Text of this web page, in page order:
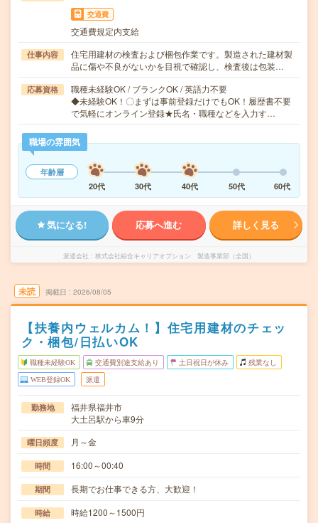
交通費
交通費規定内支給
仕事内容
住宅用建材の検査および梱包作業です。製造された建材製
品に傷や不良がないかを目視で確認し、検査後は包装…
応募資格
職種未経験OK / ブランクOK / 英語力不要
◆未経験OK！〇まずは事前登録だけでもOK！履歴書不要
で気軽にオンライン登録★氏名・職種などを入力す…
職場の雰囲気
年齢層
20代
30代 40代 50代 60代
気になる! 応募へ進む 詳しく見る
派遣会社 株式会社綜合キャリアオプション 製造事業部（全国）
未読 掲載日 2026/08/05
【扶養内ウェルカム！】住宅用建材のチェッ
ク・梱包/日払いOK
職種未経験OK 交通費別途支給あり 土日祝日が休み 残業なし
WEB登録OK 派遣
勤務地
福井県福井市
大土呂駅から車9分
曜日頻度 月～金
時間 16:00～00:40
期間 長期でお仕事できる方、大歓迎！
時給 時給1200～1500円